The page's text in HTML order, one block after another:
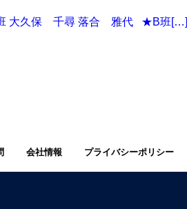
班 大久保 千尋 落合 雅代 ★B班[…]
会社情報 プライバシーポリシー